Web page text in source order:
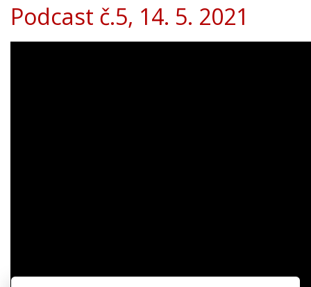
Podcast č.5, 14. 5. 2021